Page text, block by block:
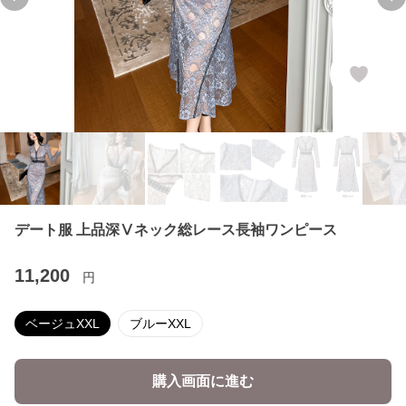
Previous slide
デート服 上品深Ⅴネック総レース長袖ワンピース
11,200 円
ベージュXXL ブルーXXL
購入画面に進む